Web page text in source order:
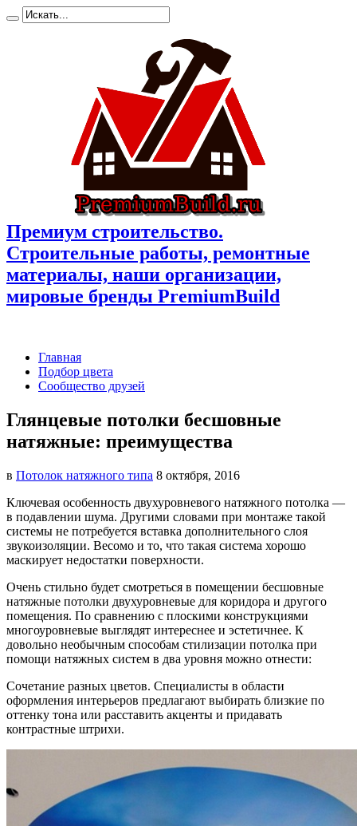
Премиум cтроительство.
Cтроительные работы, ремонтные
материалы, наши организации,
мировые бренды PremiumBuild
Главная
Подбор цвета
Сообщество друзей
Глянцевые потолки бесшовные
натяжные: преимущества
в Потолок натяжного типа 8 октября, 2016
Ключевая особенность двухуровневого натяжного потолка —
в подавлении шума. Другими словами при монтаже такой
системы не потребуется вставка дополнительного слоя
звукоизоляции. Весомо и то, что такая система хорошо
маскирует недостатки поверхности.
Очень стильно будет смотреться в помещении бесшовные
натяжные потолки двухуровневые для коридора и другого
помещения. По сравнению с плоскими конструкциями
многоуровневые выглядят интереснее и эстетичнее. К
довольно необычным способам стилизации потолка при
помощи натяжных систем в два уровня можно отнести:
Сочетание разных цветов. Специалисты в области
оформления интерьеров предлагают выбирать близкие по
оттенку тона или расставить акценты и придавать
контрастные штрихи.